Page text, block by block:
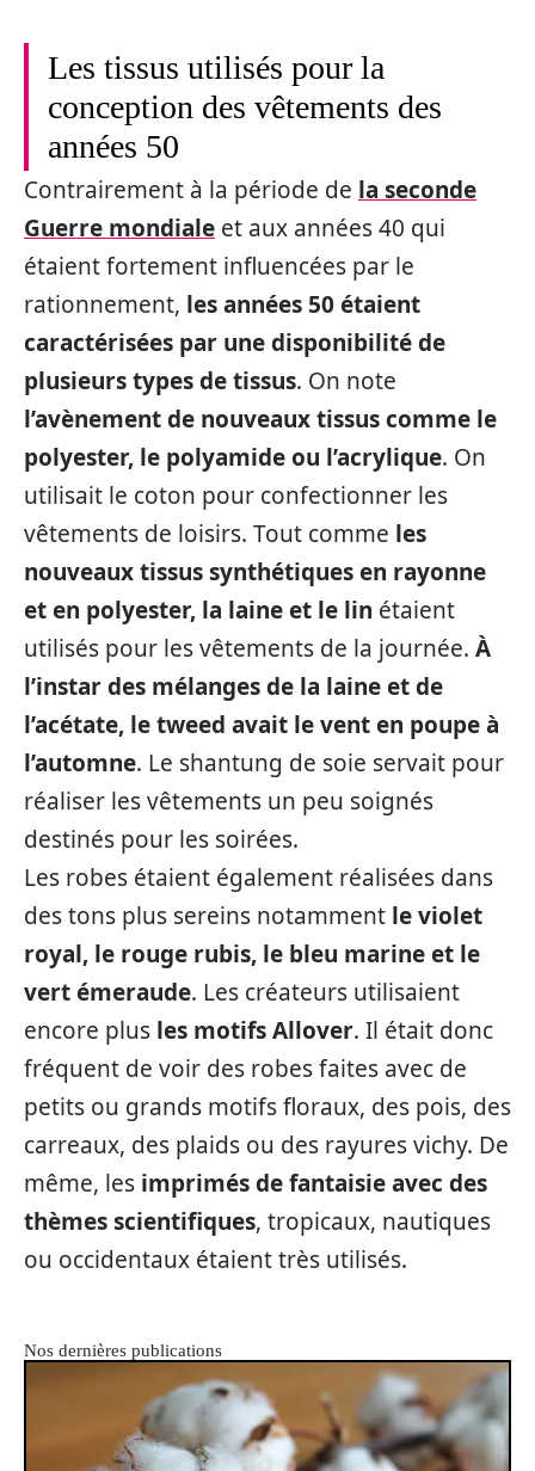
Les tissus utilisés pour la
conception des vêtements des
années 50
Contrairement à la période de la seconde
Guerre mondiale et aux années 40 qui
étaient fortement influencées par le
rationnement, les années 50 étaient
caractérisées par une disponibilité de
plusieurs types de tissus. On note
l’avènement de nouveaux tissus comme le
polyester, le polyamide ou l’acrylique. On
utilisait le coton pour confectionner les
vêtements de loisirs. Tout comme les
nouveaux tissus synthétiques en rayonne
et en polyester, la laine et le lin étaient
utilisés pour les vêtements de la journée. À
l’instar des mélanges de la laine et de
l’acétate, le tweed avait le vent en poupe à
l’automne. Le shantung de soie servait pour
réaliser les vêtements un peu soignés
destinés pour les soirées.
Les robes étaient également réalisées dans
des tons plus sereins notamment le violet
royal, le rouge rubis, le bleu marine et le
vert émeraude. Les créateurs utilisaient
encore plus les motifs Allover. Il était donc
fréquent de voir des robes faites avec de
petits ou grands motifs floraux, des pois, des
carreaux, des plaids ou des rayures vichy. De
même, les imprimés de fantaisie avec des
thèmes scientifiques, tropicaux, nautiques
ou occidentaux étaient très utilisés.
Nos dernières publications